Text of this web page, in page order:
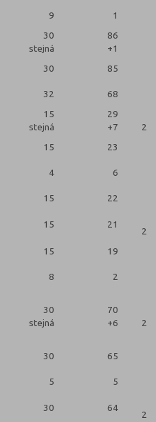
9 1
30
stejná
86
+1
30 85
32 68
15
stejná
29
+7
2
15 23
4 6
15 22
15 21
2
15 19
8 2
30
stejná
70
+6
2
30 65
5 5
30 64
2